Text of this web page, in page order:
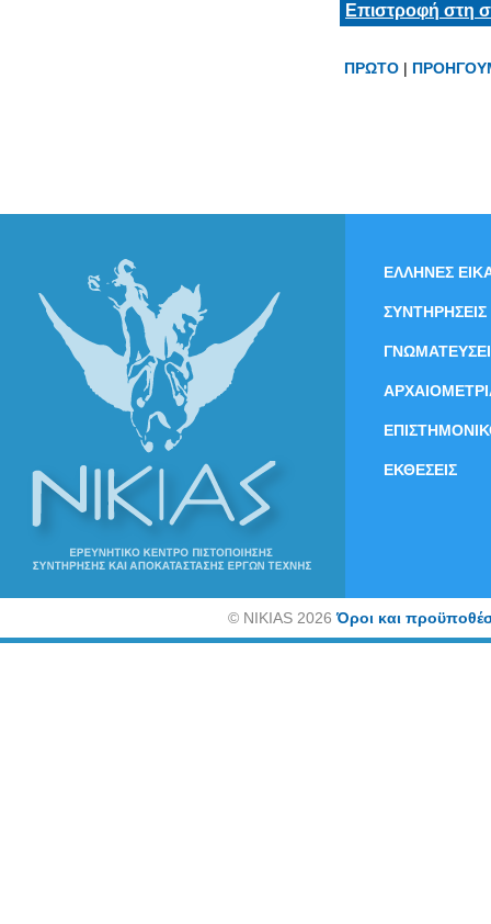
Επιστροφή στη
ΠΡΩΤΟ |
ΕΛΛΗΝΕΣ
ΣΥΝΤΗΡΗΣΕΙΣ
ΕΚΘΕΣΕΙΣ
©NIKIAS 2026Όροι και